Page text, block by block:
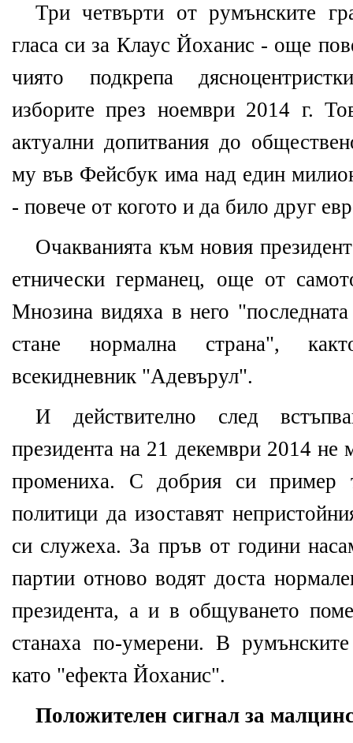
Три четвърти от румънските
гласа си за Клаус Йоханис - още
чиято подкрепа
изборите през ноември 2014 г.
актуални допитвания до
му във Фейсбук има над един
- повече от когото и да било друг
Очакванията към новия
етнически германец, още от
Мнозина видяха в него
стане нормална страна",
всекидневник "Адевърул".
И действително след
президента на 21 декември 2014 не
промениха. С добрия си пример
политици да изоставят
си служеха. За пръв от години
партии отново водят доста
президента, а и в общуването
станаха по-умерени. В
като "ефекта Йоханис".
Положителен сигнал за